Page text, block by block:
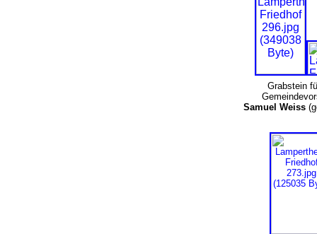
Grabstein
Samuel Weiss